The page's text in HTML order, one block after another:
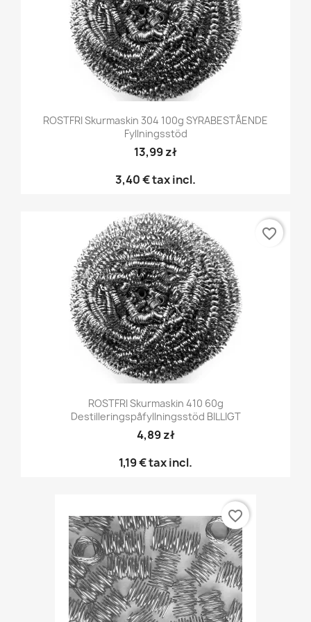
ROSTFRI Skurmaskin 304 100g SYRABESTÅENDE
Fyllningsstöd
13,99 zł
3,40 €tax incl.
ROSTFRI Skurmaskin 410 60g
Destilleringspåfyllningsstöd BILLIGT
4,89 zł
1,19 €tax incl.
favorite_border
favorite_border